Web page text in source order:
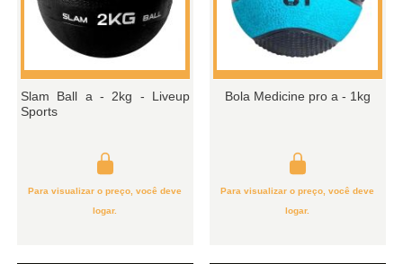
Slam Ball a - 2kg - Liveup
Sports
Para visualizar o preço, você deve
logar.
Bola Medicine pro a - 1kg
Para visualizar o preço, você deve
logar.